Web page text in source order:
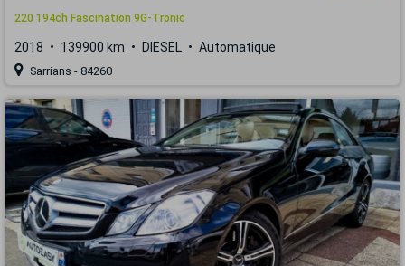
220 194ch Fascination 9G-Tronic
2018 139900 km DIESEL Automatique
Sarrians - 84260